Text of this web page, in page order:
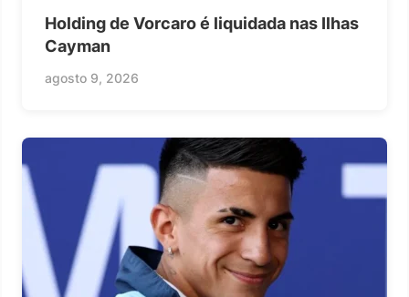
Holding de Vorcaro é liquidada nas Ilhas
Cayman
agosto 9, 2026